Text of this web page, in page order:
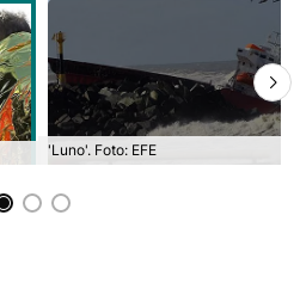
'Luno'. Foto: EFE